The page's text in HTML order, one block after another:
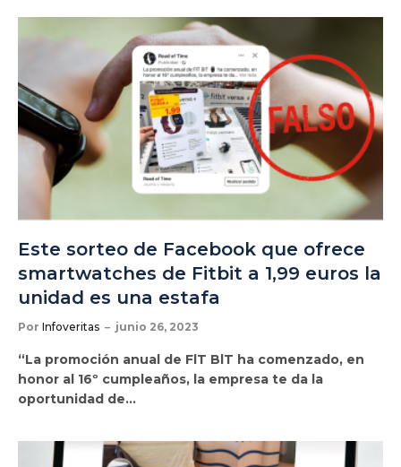
Este sorteo de Facebook que ofrece
smartwatches de Fitbit a 1,99 euros la
unidad es una estafa
Por Infoveritas junio 26, 2023
“La promoción anual de FlT BlT ha comenzado, en
honor al 16º cumpleaños, la empresa te da la
oportunidad de…